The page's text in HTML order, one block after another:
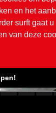
en het
surft gaat u
van deze